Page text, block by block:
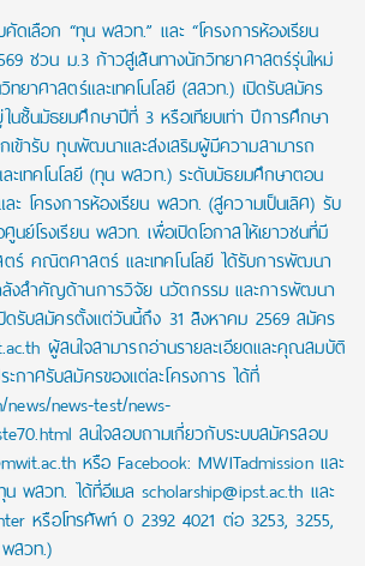
ดเลือก “ทุน พสวท.” และ “โครงการห้องเรียน
ชวน ม.3 ก้าวสู่เส้นทางนักวิทยาศาสตร์รุ่นใหม่
ยาศาสตร์และเทคโนโลยี (สสวท.) เปิดรับสมัคร
นชั้นมัธยมศึกษาปีที่ 3 หรือเทียบเท่า ปีการศึกษา
ข้ารับ ทุนพัฒนาและส่งเสริมผู้มีความสามารถ
ะเทคโนโลยี (ทุน พสวท.) ระดับมัธยมศึกษาตอน
โครงการห้องเรียน พสวท. (สู่ความเป็นเลิศ) รับ
ย์โรงเรียน พสวท. เพื่อเปิดโอกาสให้เยาวชนที่มี
ร์ คณิตศาสตร์ และเทคโนโลยี ได้รับการพัฒนา
ลังสำคัญด้านการวิจัย นวัตกรรม และการพัฒนา
ดรับสมัครตั้งแต่วันนี้ถึง 31 สิงหาคม 2569 สมัคร
ผู้สนใจสามารถอ่านรายละเอียดและคุณสมบัติ
กาศรับสมัครของแต่ละโครงการ ได้ที่
news-test/news-
สนใจสอบถามเกี่ยวกับระบบสมัครสอบ
หรือ Facebook: MWITadmission และ
พสวท. ได้ที่อีเมล scholarship@ipst.ac.th และ
หรือโทรศัพท์ 0 2392 4021 ต่อ 3253, 3255,
สวท.)